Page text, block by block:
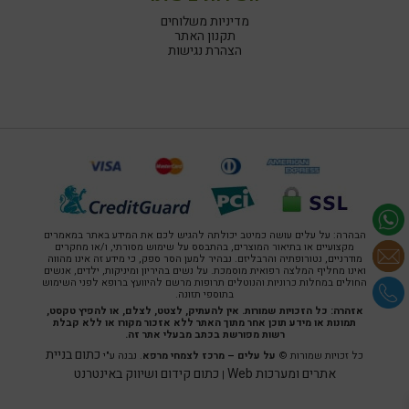
מדיניות משלוחים
תקנון האתר
הצהרת נגישות
הבהרה: על עלים עושה כמיטב יכולתה להגיש לכם את המידע באתר במאמרים
מקצועיים או בתיאור המוצרים, בהתבסס על שימוש מסורתי, ו/או מחקרים
מודרניים, נטורופתיה והרבליזם. נבהיר למען הסר ספק, כי מידע זה אינו מהווה
ואינו מחליף המלצה רפואית מוסמכת. על נשים בהיריון ומיניקות, ילדים, אנשים
החולים במחלות כרוניות והנוטלים תרופות מרשם להיוועץ ברופא לפני השימוש
בתוספי תזונה.
אזהרה: כל הזכויות שמורות. אין להעתיק, לצטט, לצלם, או להפיץ טקסט,
תמונות או מידע תוכן אחר מתוך האתר ללא אזכור מקורו או ללא קבלת
רשות מפורשת בכתב מבעלי אתר זה.
כל זכויות שמורות © על עלים – מרכז לצמחי מרפא. נבנה ע"י כתום בניית
אתרים ומערכות Web
| כתום קידום ושיווק באינטרנט